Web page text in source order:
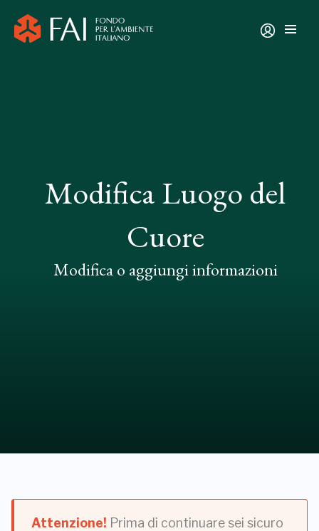
Modifica Luogo del
Cuore
Modifica o aggiungi informazioni
Attenzione! Prima di continuare sei sicuro